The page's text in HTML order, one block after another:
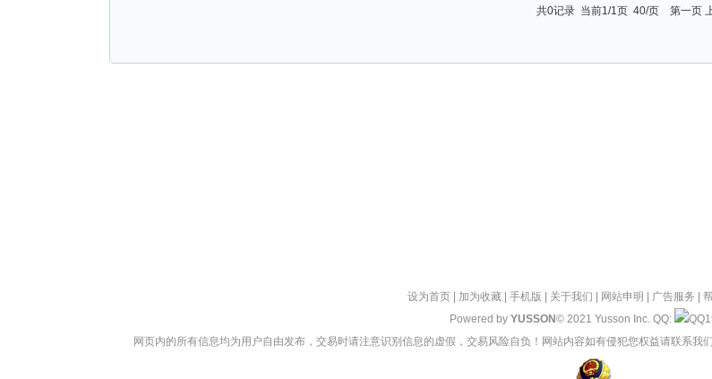
共0记录 当前1/1页 40/页 第一页
设为首页| 加为收藏| 手机版 关于我们 网站申明 广告服务
Powered by YUSSON© 2021 Yusson Inc. QQ:
网页内的所有信息均为用户自由发布，交易时请注意识别信息的虚假，交易风险自负！网站内容如有侵犯您权益请联系我